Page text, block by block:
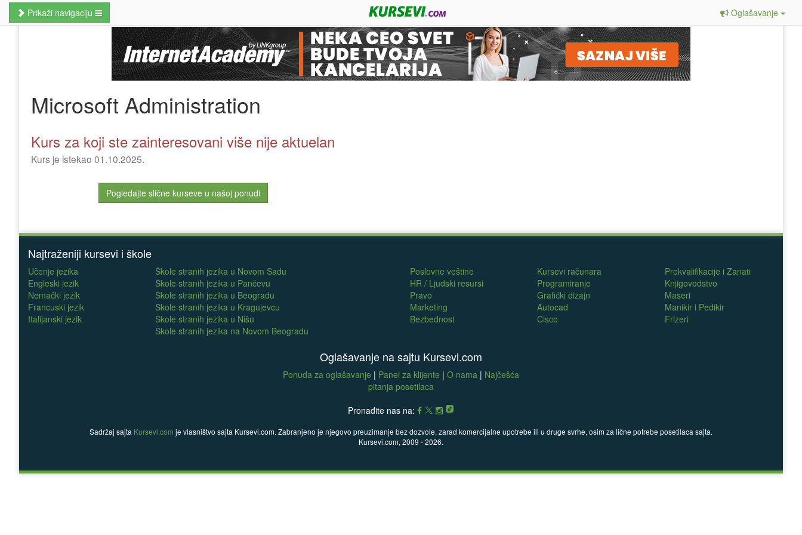
Prikaži navigaciju
Oglašavanje
Kursevi računara
Prekvalifikacije i zanati
Pretraži kurseve
Microsoft Administration
Kurs za koji ste zainteresovani više nije aktuelan
Kurs je istekao 01.10.2025.
Pogledajte slične kurseve u našoj ponudi
Najtraženiji kursevi i škole
Učenje jezika
Engleski jezik
Nemački jezik
Francuski jezik
Italijanski jezik
Škole stranih jezika u Novom Sadu
Škole stranih jezika u Pančevu
Škole stranih jezika u Beogradu
Škole stranih jezika u Kragujevcu
Škole stranih jezika u Nišu
Škole stranih jezika na Novom Beogradu
Poslovne veštine
HR / Ljudski resursi
Pravo
Marketing
Bezbednost
Kursevi računara
Programiranje
Grafički dizajn
Autocad
Cisco
Prekvalifikacije i Zanati
Knjigovodstvo
Maseri
Manikir i Pedikir
Frizeri
Oglašavanje na sajtu Kursevi.com
Ponuda za oglašavanje | Panel za klijente | O nama| Najčešća
pitanja posetilaca
Pronađite nas na:
Sadržaj sajta Kursevi.com je vlasništvo sajta Kursevi.com. Zabranjeno je njegovo preuzimanje bez dozvole, zarad komercijalne upotrebe ili u druge svrhe, osim za lične potrebe posetilaca sajta.
Kursevi.com, 2009 - 2026.